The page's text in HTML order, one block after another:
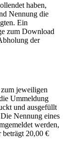
haben,
Nennung die
Ein
zum Download
der
jeweiligen
Ummeldung
und ausgefüllt
Nennung eines
werden,
beträgt 20,00 €